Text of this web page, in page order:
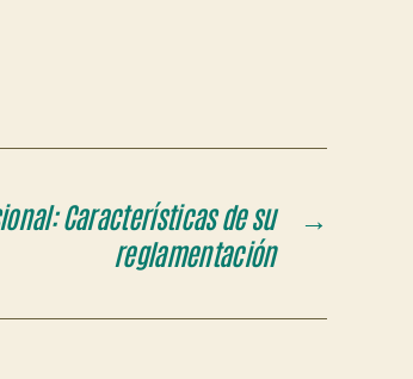
→
Características de su
reglamentación